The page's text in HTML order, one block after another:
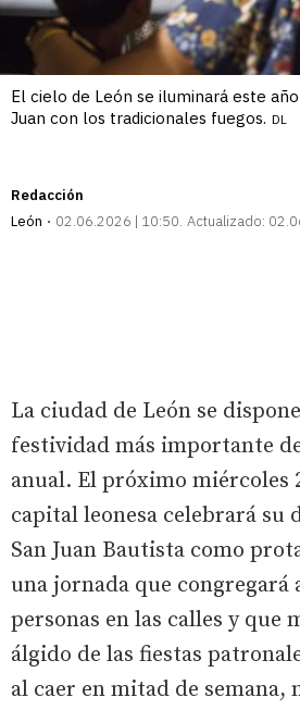
El cielo de León se iluminará este
Juan con los tradicionales fuegos. DL
Redacción
León
02.06.2026 | 10:50 Actualizado:
La ciudad de León se
festividad más importante
anual. El próximo miércoles
capital leonesa celebrará su
San Juan Bautista como
una jornada que congregará
personas en las calles y que
álgido de las fiestas
al caer en mitad de semana,